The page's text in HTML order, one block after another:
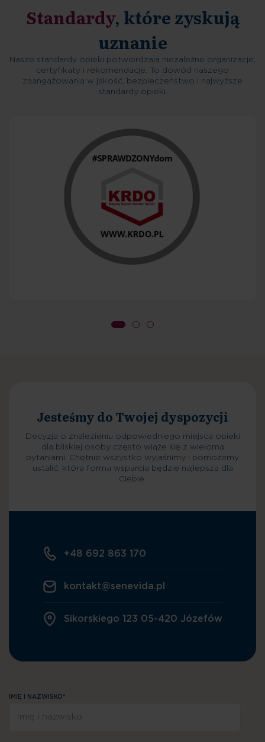
Decyzja o przyjęciu
Standardy, które zyskują
uznanie
Nasze standardy opieki potwierdzają niezależne organizacje,
certyfikaty i rekomendacje. To dowód naszego
zaangażowania w jakość, bezpieczeństwo i najwyższe
standardy opieki.
Decyzja o znalezieniu odpowiedniego miejsca opieki
dla bliskiej osoby często wiąże się z wieloma
pytaniami. Chętnie wszystko wyjaśnimy i pomożemy
ustalić, która forma wsparcia będzie najlepsza dla
Ciebie.
+48 692 863 170
kontakt@senevida.pl
Sikorskiego 123 05-420 Józefów
IMIĘ I NAZWISKO*